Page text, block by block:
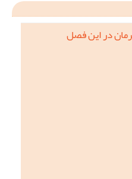
در این فصل